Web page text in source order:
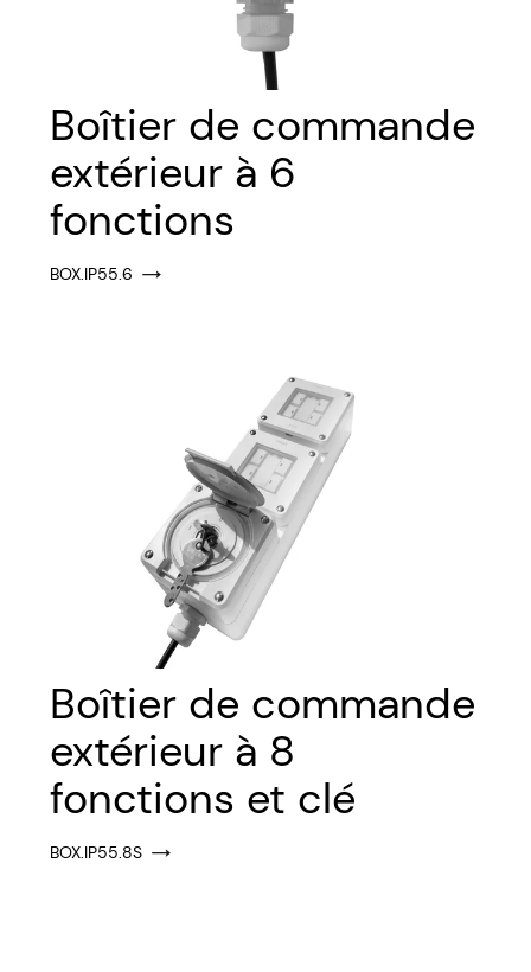
Boîtier de commande
extérieur à 6
fonctions
BOX.IP55.6
Boîtier de commande
extérieur à 8
fonctions et clé
BOX.IP55.8S